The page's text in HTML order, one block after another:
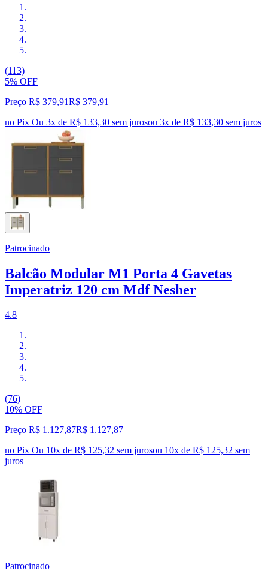
(113)
5% OFF
Preço R$ 379,91R$ 379,91
no Pix Ou 3x de R$ 133,30 sem jurosou 3x de R$ 133,30 sem juros
Patrocinado
Balcão Modular M1 Porta 4 Gavetas
Imperatriz 120 cm Mdf Nesher
4.8
(76)
10% OFF
Preço R$ 1.127,87R$ 1.127,87
no Pix Ou 10x de R$ 125,32 sem jurosou 10x de R$ 125,32 sem
juros
Patrocinado